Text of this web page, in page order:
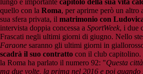
lungo e importante capitolo della sua vita
quello con la Roma, per aprirne però un altro
sua sfera privata, il matrimonio con
intervista doppia concessa a SportWeek, i due
Frascati negli ultimi giorni di giugno. Nello
Faraone saranno gli ultimi giorni in
scadrà il suo contratto con il club capitolino.
la Roma ha parlato il numero 92: "Questa
ma due volte, la prima nel 2016 e poi